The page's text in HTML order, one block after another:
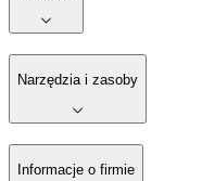
Narzędzia i zasoby
Informacje o firmie